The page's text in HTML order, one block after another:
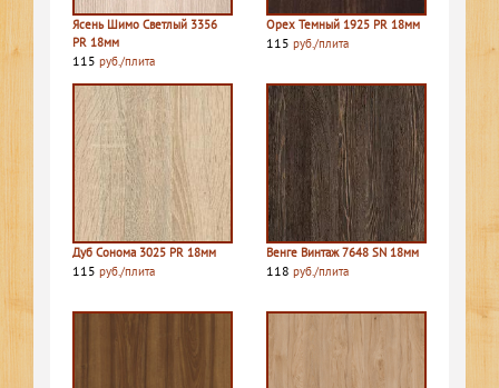
Ясень Шимо Светлый 3356
PR 18мм
115 руб./плита
Орех Темный 1925 PR 18мм
115 руб./плита
Дуб Сонома 3025 PR 18мм
115 руб./плита
Венге Винтаж 7648 SN 18мм
118 руб./плита